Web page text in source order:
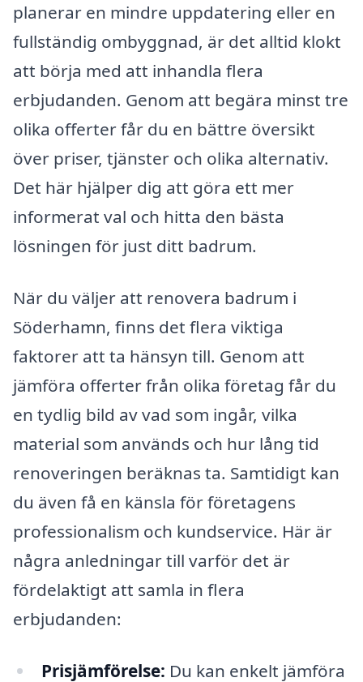
planerar en mindre uppdatering eller en
fullständig ombyggnad, är det alltid klokt
att börja med att inhandla flera
erbjudanden. Genom att begära minst tre
olika offerter får du en bättre översikt
över priser, tjänster och olika alternativ.
Det här hjälper dig att göra ett mer
informerat val och hitta den bästa
lösningen för just ditt badrum.
När du väljer att renovera badrum i
Söderhamn, finns det flera viktiga
faktorer att ta hänsyn till. Genom att
jämföra offerter från olika företag får du
en tydlig bild av vad som ingår, vilka
material som används och hur lång tid
renoveringen beräknas ta. Samtidigt kan
du även få en känsla för företagens
professionalism och kundservice. Här är
några anledningar till varför det är
fördelaktigt att samla in flera
erbjudanden:
Prisjämförelse: Du kan enkelt jämföra